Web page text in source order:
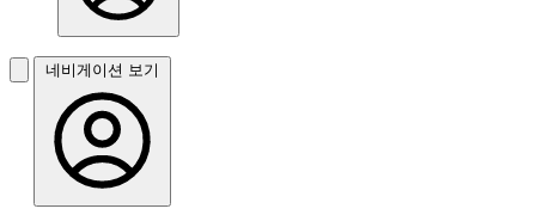
네비게이션 보기